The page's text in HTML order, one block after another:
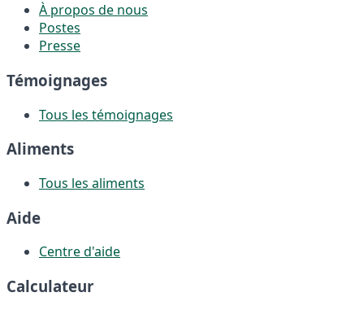
À propos de nous
Postes
Presse
Témoignages
Tous les témoignages
Aliments
Tous les aliments
Aide
Centre d'aide
Calculateur